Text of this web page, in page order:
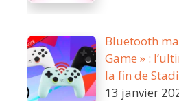
Bluetooth
Game » :
la fin de
13 janvier